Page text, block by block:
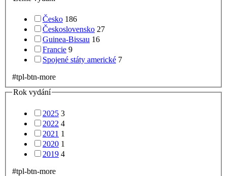
Česko 186
Československo 27
Guinea-Bissau 16
Francie 9
Spojené státy americké 7
#tpl-btn-more
Rok vydání
2025 3
2022 4
2021 1
2020 1
2019 4
#tpl-btn-more